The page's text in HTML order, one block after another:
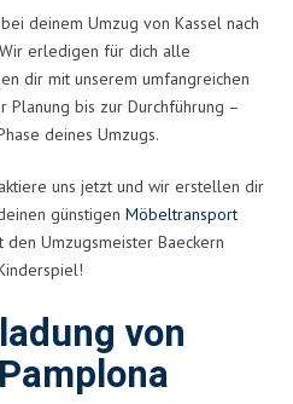
deinem Umzug von Kassel nach
erledigen für dich alle
dir mit unserem umfangreichen
Planung bis zur Durchführung –
deines Umzugs.
uns jetzt und wir erstellen dir
günstigen Möbeltransport
den Umzugsmeister Baeckern
von